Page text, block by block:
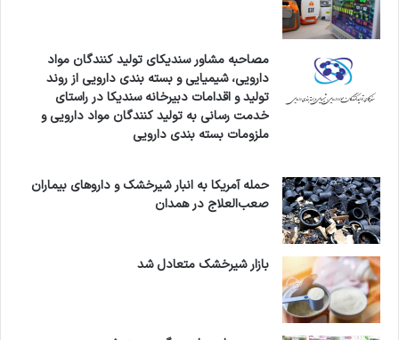
مصاحبه مشاور سندیکای تولید کنندگان مواد
دارویی، شیمیایی و بسته بندی دارویی از روند
تولید و اقدامات دبیرخانه سندیکا در راستای
خدمت رسانی به تولید کنندگان مواد دارویی و
ملزومات بسته بندی دارویی
حمله آمریکا به انبار شیرخشک و داروهای بیماران
صعب‌العلاج در همدان
بازار شیرخشک متعادل شد